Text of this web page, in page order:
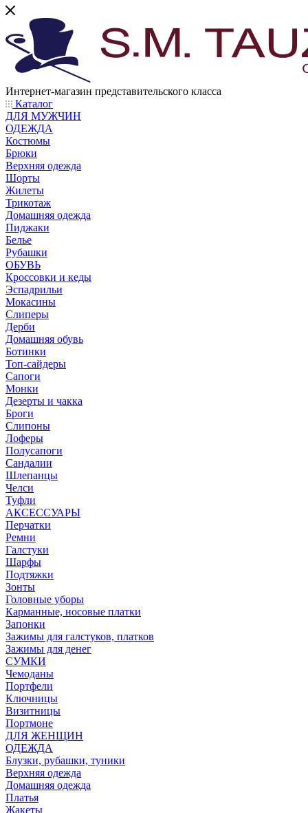
Интернет-магазин представительского класса
Каталог
ДЛЯ МУЖЧИН
ОДЕЖДА
Костюмы
Брюки
Верхняя одежда
Шорты
Жилеты
Трикотаж
Домашняя одежда
Пиджаки
Белье
Рубашки
ОБУВЬ
Кроссовки и кеды
Эспадрильи
Мокасины
Слиперы
Дерби
Домашняя обувь
Ботинки
Топ-сайдеры
Сапоги
Монки
Дезерты и чакка
Броги
Слипоны
Лоферы
Полусапоги
Сандалии
Шлепанцы
Челси
Туфли
АКСЕССУАРЫ
Перчатки
Ремни
Галстуки
Шарфы
Подтяжки
Зонты
Головные уборы
Карманные, носовые платки
Запонки
Зажимы для галстуков, платков
Зажимы для денег
СУМКИ
Чемоданы
Портфели
Ключницы
Визитницы
Портмоне
ДЛЯ ЖЕНЩИН
ОДЕЖДА
Блузки, рубашки, туники
Верхняя одежда
Домашняя одежда
Платья
Жакеты